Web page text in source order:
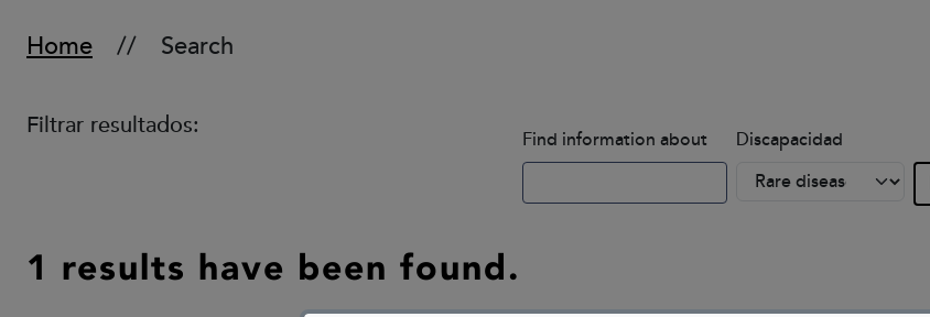
Home Search
1 results have been found.
Filtrar resultados:
Find information about Discapacidad